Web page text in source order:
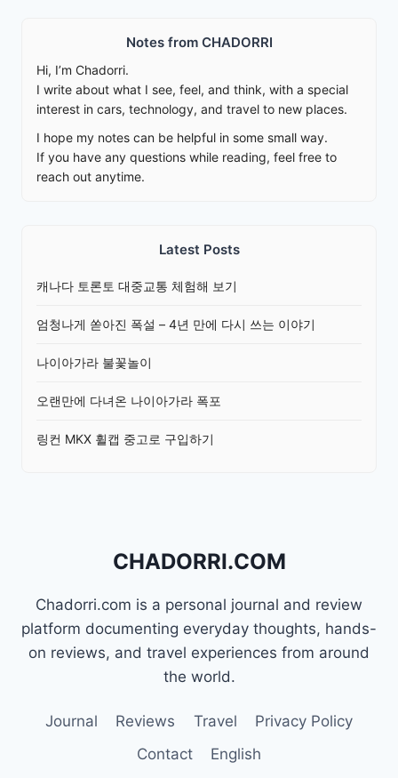
Notes from CHADORRI
Hi, I’m Chadorri.
I write about what I see, feel, and think, with a special
interest in cars, technology, and travel to new places.
I hope my notes can be helpful in some small way.
If you have any questions while reading, feel free to
reach out anytime.
Latest Posts
캐나다 토론토 대중교통 체험해 보기
엄청나게 쏟아진 폭설 – 4년 만에 다시 쓰는 이야기
나이아가라 불꽃놀이
오랜만에 다녀온 나이아가라 폭포
링컨 MKX 휠캡 중고로 구입하기
CHADORRI.COM
Chadorri.com is a personal journal and review
platform documenting everyday thoughts, hands-
on reviews, and travel experiences from around
the world.
Journal Reviews Travel
Privacy Policy
Contact
English